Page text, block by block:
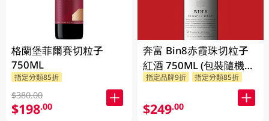
格蘭堡菲爾賽切粒子
750ML
指定分類85折
$380.00
$198.00
奔富 Bin8赤霞珠切粒子
紅酒 750ML (包裝隨機發
放)
指定品牌9折 指定分類85折
$249.00